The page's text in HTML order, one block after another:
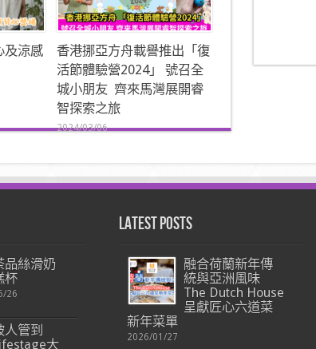
及涼感
香港挪亞方舟載譽推出「復
活節體驗營2024」 號召全
城小朋友 齊來馬灣展開睿
智探索之旅
2024/03/06
品絲滑奶
杯
26
人管到
大
Latest Posts
融合荷蘭新年傳
統與亞洲風味
The Dutch House
呈獻匠心六道菜
新年菜單
2026/01/27